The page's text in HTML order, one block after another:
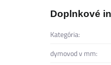
Doplnkové
Kategória:
dymovod v mm: